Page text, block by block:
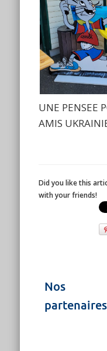
UNE PENSEE
AMIS
Did you like this
with your friends!
Nos
partenaires